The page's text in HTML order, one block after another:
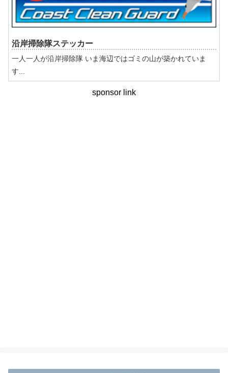
沿岸掃除隊ステッカー
一人一人が沿岸掃除隊 いま海辺ではゴミの山が築かれていま
す...
sponsor link